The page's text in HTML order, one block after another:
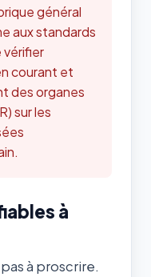
général
aux standards
vérifier
courant et
des organes
sur les
à
à proscrire.